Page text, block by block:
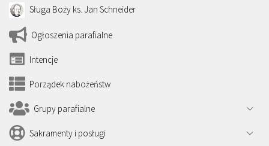
Sługa Boży ks. Jan Schneider
Ogłoszenia parafialne
Intencje
Porządek nabożeństw
Grupy parafialne
Sakramenty i posługi